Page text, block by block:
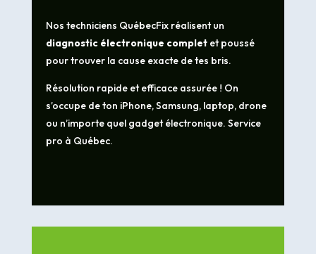
Nos techniciens QuébecFix réalisent un
diagnostic électronique completet poussé
pour trouver la cause exacte de tes bris.
Résolution rapide et efficace assurée ! On
s’occupe de ton iPhone, Samsung, laptop, drone
ou n’importe quel gadget électronique. Service
pro à Québec.